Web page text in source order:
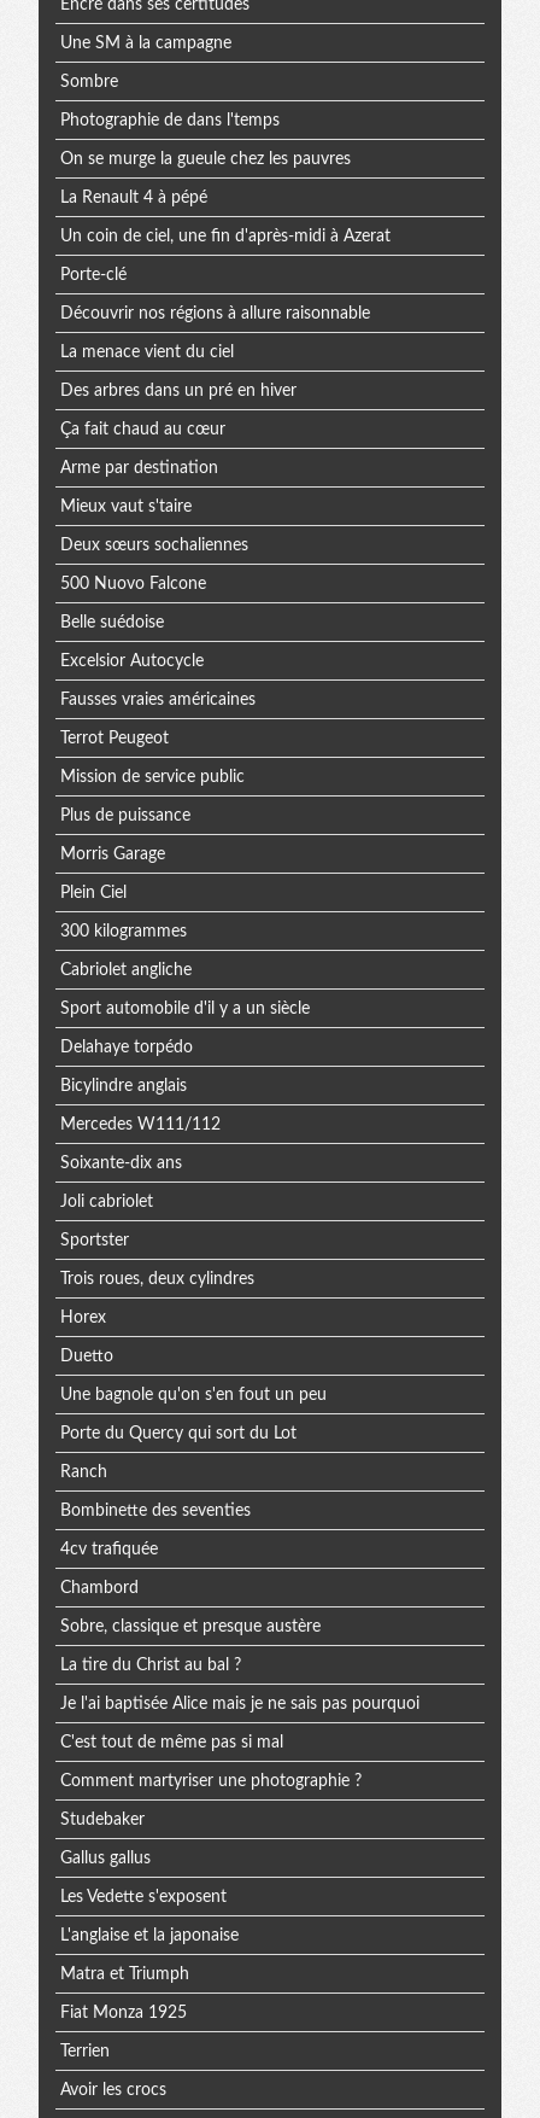
Encré dans ses certitudes
Une SM à la campagne
Sombre
Photographie de dans l'temps
On se murge la gueule chez les pauvres
La Renault 4 à pépé
Un coin de ciel, une fin d'après-midi à Azerat
Porte-clé
Découvrir nos régions à allure raisonnable
La menace vient du ciel
Des arbres dans un pré en hiver
Ça fait chaud au cœur
Arme par destination
Mieux vaut s'taire
Deux sœurs sochaliennes
500 Nuovo Falcone
Belle suédoise
Excelsior Autocycle
Fausses vraies américaines
Terrot Peugeot
Mission de service public
Plus de puissance
Morris Garage
Plein Ciel
300 kilogrammes
Cabriolet angliche
Sport automobile d'il y a un siècle
Delahaye torpédo
Bicylindre anglais
Mercedes W111/112
Soixante-dix ans
Joli cabriolet
Sportster
Trois roues, deux cylindres
Horex
Duetto
Une bagnole qu'on s'en fout un peu
Porte du Quercy qui sort du Lot
Ranch
Bombinette des seventies
4cv trafiquée
Chambord
Sobre, classique et presque austère
La tire du Christ au bal ?
Je l'ai baptisée Alice mais je ne sais pas pourquoi
C'est tout de même pas si mal
Comment martyriser une photographie ?
Studebaker
Gallus gallus
Les Vedette s'exposent
L'anglaise et la japonaise
Matra et Triumph
Fiat Monza 1925
Terrien
Avoir les crocs